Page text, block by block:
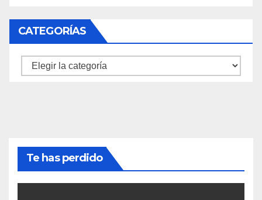
CATEGORÍAS
Categorías
Te has perdido